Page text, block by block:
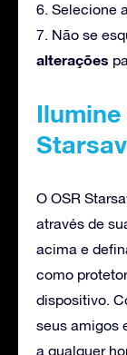
6. Selecione
7. Não se
alterações
O OSR
através de
acima e
como
dispositivo.
seus amigos
a qualquer